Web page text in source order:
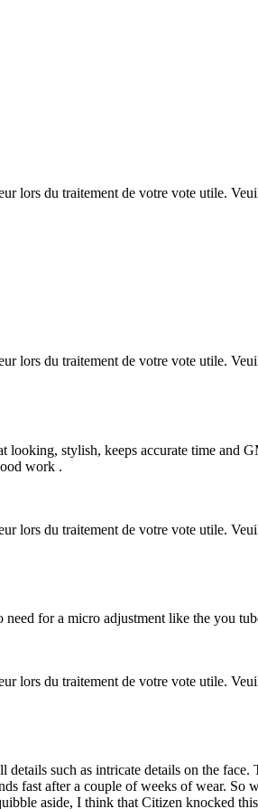
lors du traitement de votre vote utile.
lors du traitement de votre vote utile.
looking, stylish, keeps accurate time and
work .
lors du traitement de votre vote utile.
for a micro adjustment like the you
lors du traitement de votre vote utile.
details such as intricate details on the
fast after a couple of weeks of wear.
aside, I think that Citizen knocked